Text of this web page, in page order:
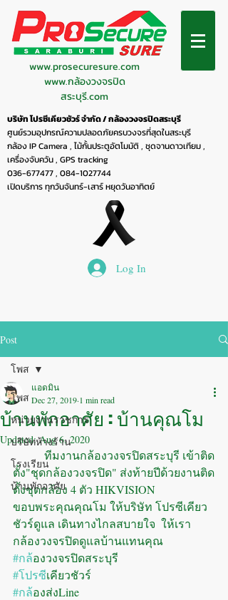
www.prosecuresure.com
www.กล้องวงจรปิด
สระบุรี.com
บริษัท โปรซีเคียวชัวร์ จำกัด / กล้องวงจรปิดสระบุรี
ศูนย์รวมอุปกรณ์ความปลอดภัยครบวงจรที่สุดในสระบุรี
กล้อง IP Camera , ไม้กั้นประตูอัตโมมัติ , ชุดจานดาวเทียม ,
เครื่องจับควัน , GPS tracking
036-677477, 084-1027744
เปิดบริการ ทุกวันจันทร์-เสาร์ หยุดวันอาทิตย์
Log In
Post
โพส
หน่วยงานราชการ
บริษัทห้างร้าน
โรงเรียน
บ้านพักอาศัย
โพส
บ้านพักอาศัย : บ้านคุณโม
แอดมิน
Dec 27, 2019 1 min read
Updated:Aug 6, 2020
           ทีมงานกล้องวงจรปิดสระบุรี เข้าติด
ตั้ง"ชุดกล้องวงจรปิด" ส่งท้ายปีด้วยงานติด
ตั้งชุดกล้อง 4 ตัว HIKVISION
ขอบพระคุณคุณโม ให้บริษัท โปรซีเคียว
ชัวร์ดูแล เดินทางไกลสบายใจ  ให้เรา
กล้องวงจรปิดดูแลบ้านแทนคุณ
#กล้องวงจรปิดสระบุรี
#โปรซีเคียวชัวร์
#กล้องส่งLine